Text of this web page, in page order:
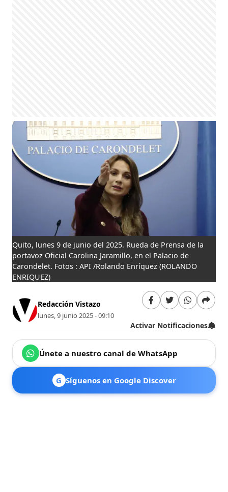
Quito, lunes 9 de junio del 2025. Rueda de Prensa de la
portavoz Oficial Carolina Jaramillo, en el Palacio de
Carondelet. Fotos : API /Rolando Enrí­quez (ROLANDO
ENRIQUEZ)
Redacción Vistazo
lunes, 9 junio 2025 - 09:10
Activar Notificaciones
Únete a nuestro canal de WhatsApp
G Síguenos en Google Discover